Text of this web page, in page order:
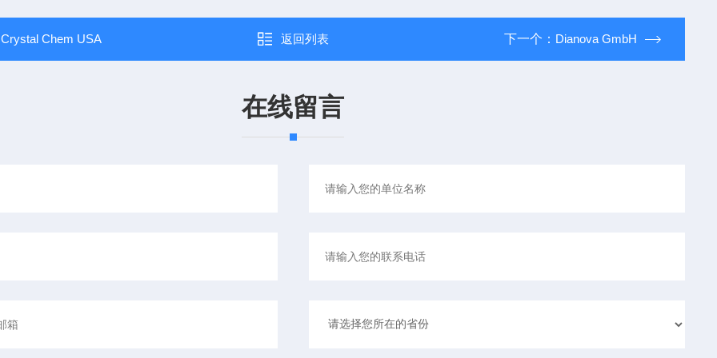
Crystal Chem USA 返回列表 下一个： Dianova GmbH
在线留言